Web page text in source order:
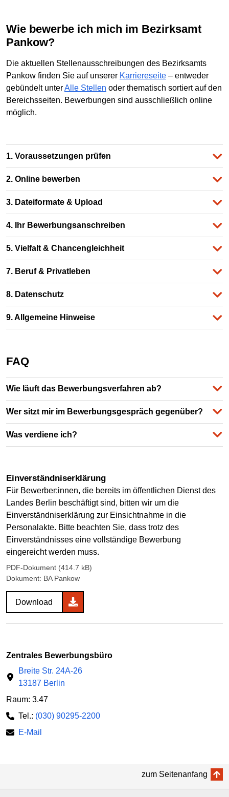
Wie bewerbe ich mich im Bezirksamt
Pankow?
Die aktuellen Stellenausschreibungen des Bezirksamts
Pankow finden Sie auf unserer Karriereseite – entweder
gebündelt unterAlle Stellen oder thematisch sortiert auf den
Bereichsseiten. Bewerbungen sind ausschließlich online
möglich.
1. Voraussetzungen prüfen
2. Online bewerben
3. Dateiformate & Upload
4. Ihr Bewerbungsanschreiben
5. Vielfalt & Chancengleichheit
7. Beruf & Privatleben
8. Datenschutz
9. Allgemeine Hinweise
FAQ
Wie läuft das Bewerbungsverfahren ab?
Wer sitzt mir im Bewerbungsgespräch gegenüber?
Was verdiene ich?
Einverständniserklärung
Für Bewerber:innen, die bereits im öffentlichen Dienst des
Landes Berlin beschäftigt sind, bitten wir um die
Einverständniserklärung zur Einsichtnahme in die
Personalakte. Bitte beachten Sie, dass trotz des
Einverständnisses eine vollständige Bewerbung
eingereicht werden muss.
PDF-Dokument (414.7 kB)
Dokument: BA Pankow
Download
Zentrales Bewerbungsbüro
Breite Str. 24A-26
13187 Berlin
Raum: 3.47
Tel.: (030) 90295-2200
E-Mail
zum Seitenanfang